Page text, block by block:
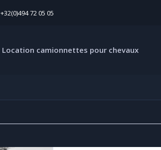
+32(0)494 72 05 05
Location camionnettes pour chevaux